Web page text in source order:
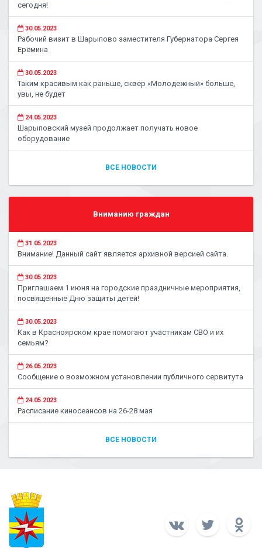
сегодня!
30.05.2023
Рабочий визит в Шарыпово заместителя Губернатора Сергея
Ерёмина
30.05.2023
Таким красивым как раньше, сквер «Молодежный» больше,
увы, не будет
24.05.2023
Шарыповский музей продолжает получать новое
оборудование
ВСЕ НОВОСТИ
Вниманию граждан
31.05.2023
Внимание! Данный сайт является архивной версией сайта.
30.05.2023
Приглашаем 1 июня на городские праздничные мероприятия,
посвященные Дню защиты детей!
30.05.2023
Как в Красноярском крае помогают участникам СВО и их
семьям?
26.05.2023
Сообщение о возможном установлении публичного сервитута
24.05.2023
Расписание киносеансов на 26-28 мая
ВСЕ НОВОСТИ